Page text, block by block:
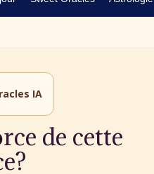
IA
de cette